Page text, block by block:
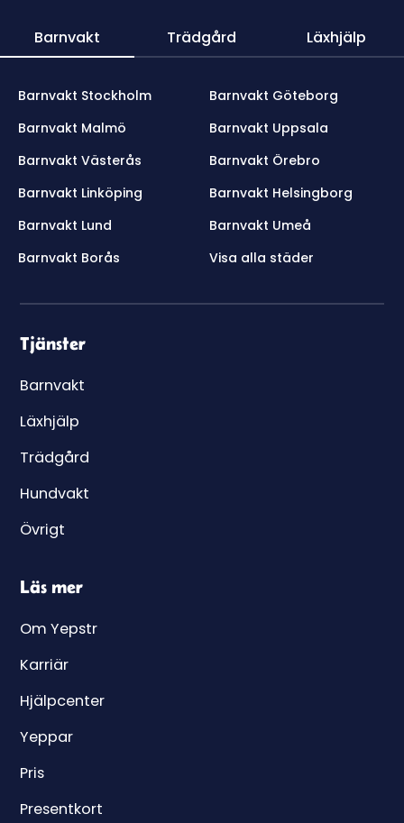
Barnvakt Trädgård Läxhjälp
Barnvakt Stockholm
Barnvakt Göteborg
Barnvakt Malmö
Barnvakt Uppsala
Barnvakt Västerås
Barnvakt Örebro
Barnvakt Linköping
Barnvakt Helsingborg
Barnvakt Lund
Barnvakt Umeå
Barnvakt Borås
Visa alla städer
Tjänster
Barnvakt
Läxhjälp
Trädgård
Hundvakt
Övrigt
Läs mer
Om Yepstr
Karriär
Hjälpcenter
Yeppar
Pris
Presentkort